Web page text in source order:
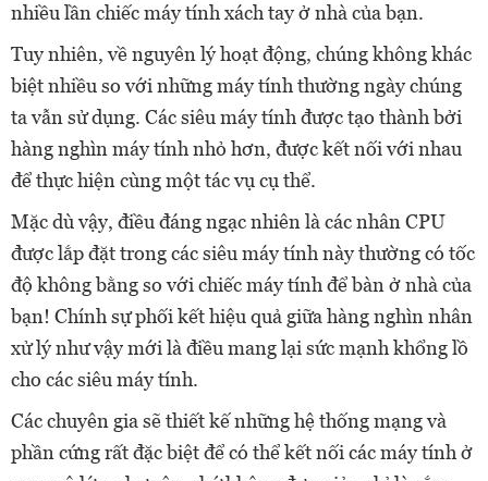
nhiều lần chiếc máy tính xách tay ở nhà của bạn.
Tuy nhiên, về nguyên lý hoạt động, chúng không khác
biệt nhiều so với những máy tính thường ngày chúng
ta vẫn sử dụng. Các siêu máy tính được tạo thành bởi
hàng nghìn máy tính nhỏ hơn, được kết nối với nhau
để thực hiện cùng một tác vụ cụ thể.
Mặc dù vậy, điều đáng ngạc nhiên là các nhân CPU
được lắp đặt trong các siêu máy tính này thường có tốc
độ không bằng so với chiếc máy tính để bàn ở nhà của
bạn! Chính sự phối kết hiệu quả giữa hàng nghìn nhân
xử lý như vậy mới là điều mang lại sức mạnh khổng lồ
cho các siêu máy tính.
Các chuyên gia sẽ thiết kế những hệ thống mạng và
phần cứng rất đặc biệt để có thể kết nối các máy tính ở